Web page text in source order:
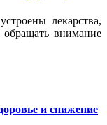
лекарства,
внимание
и снижение